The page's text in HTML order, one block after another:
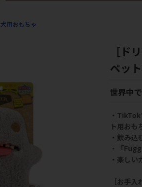
犬用おもちゃ
［ド
ペッ
世界中
・
ト用おも
・飲み込
・「
・楽し
［お手入